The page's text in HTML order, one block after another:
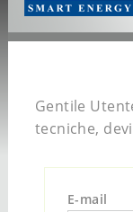
Gentile
tecniche,
E-mail